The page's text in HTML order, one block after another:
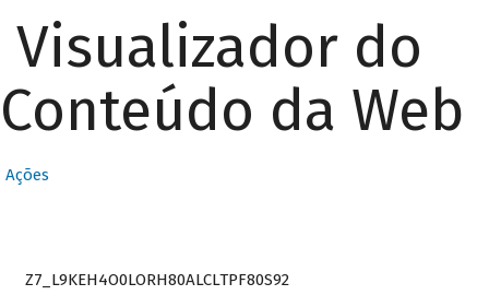
Visualizador do
Conteúdo da Web
Ações
Z7_L9KEH4O0LORH80ALCLTPF80S92